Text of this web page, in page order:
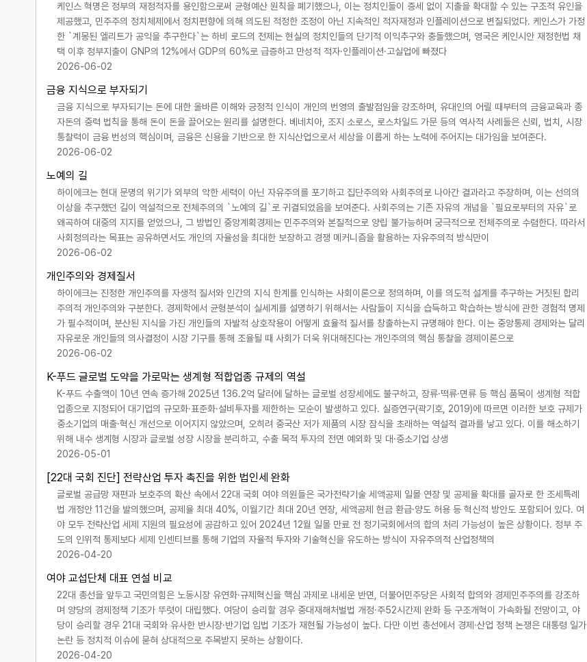
케인스 혁명은 정부의 재정적자를 용인함으로써 균형예산 원칙을 폐기했으나, 이는 정치인들이 증세 없이 지출을 확대할 수 있는 구조적 유인을
제공했고, 민주주의 정치체제에서 정치편향에 의해 의도된 적정한 조정이 아닌 지속적인 적자재정과 인플레이션으로 변질되었다. 케인스가 가정
한 `계몽된 엘리트가 공익을 추구한다`는 하비 로드의 전제는 현실의 정치인들의 단기적 이익추구와 충돌했으며, 영국은 케인시안 재정헌법 채
택 이후 정부지출이 GNP의 12%에서 GDP의 60%로 급증하고 만성적 적자·인플레이션·고실업에 빠졌다
2026-06-02
금융 지식으로 부자되기
금융 지식으로 부자되기는 돈에 대한 올바른 이해와 긍정적 인식이 개인의 번영의 출발점임을 강조하며, 유대인의 어릴 때부터의 금융교육과 종
자돈의 중력 법칙을 통해 돈이 돈을 끌어오는 원리를 설명한다. 베네치아, 조지 소로스, 로스차일드 가문 등의 역사적 사례들은 신뢰, 법치, 시장
통찰력이 금융 번성의 핵심이며, 금융은 신용을 기반으로 한 지식산업으로서 세상을 이롭게 하는 노력에 주어지는 대가임을 보여준다.
2026-06-02
노예의 길
하이에크는 현대 문명의 위기가 외부의 악한 세력이 아닌 자유주의를 포기하고 집단주의와 사회주의로 나아간 결과라고 주장하며, 이는 선의의
이상을 추구했던 길이 역설적으로 전체주의의 `노예의 길`로 귀결되었음을 보여준다. 사회주의는 기존 자유의 개념을 `필요로부터의 자유`로
왜곡하여 대중의 지지를 얻었으나, 그 방법인 중앙계획경제는 민주주의와 본질적으로 양립 불가능하며 궁극적으로 전체주의로 수렴한다. 따라서
사회정의라는 목표는 공유하면서도 개인의 자율성을 최대한 보장하고 경쟁 메커니즘을 활용하는 자유주의적 방식만이
2026-06-02
개인주의와 경제질서
하이에크는 진정한 개인주의를 자생적 질서와 인간의 지식 한계를 인식하는 사회이론으로 정의하며, 이를 의도적 설계를 추구하는 거짓된 합리
주의적 개인주의와 구분한다. 경제학에서 균형분석이 실세계를 설명하기 위해서는 사람들이 지식을 습득하고 학습하는 방식에 관한 경험적 명제
가 필수적이며, 분산된 지식을 가진 개인들의 자발적 상호작용이 어떻게 효율적 질서를 창출하는지 규명해야 한다. 이는 중앙통제 경제와는 달리
자유로운 개인들의 의사결정이 시장 기구를 통해 조율될 때 사회가 더욱 위대해진다는 개인주의의 핵심 통찰을 경제이론으로
2026-06-02
K-푸드 글로벌 도약을 가로막는 생계형 적합업종 규제의 역설
K-푸드 수출액이 10년 연속 증가해 2025년 136.2억 달러에 달하는 글로벌 성장세에도 불구하고, 장류·떡류·면류 등 핵심 품목이 생계형 적합
업종으로 지정되어 대기업의 규모화·표준화·설비투자를 제한하는 모순이 발생하고 있다. 실증연구(곽기호, 2019)에 따르면 이러한 보호 규제가
중소기업의 매출·혁신 개선으로 이어지지 않았으며, 오히려 중국산 저가 제품의 시장 잠식을 초래하는 역설적 결과를 낳고 있다. 이를 해소하기
위해 내수 생계형 시장과 글로벌 성장 시장을 분리하고, 수출 목적 투자의 전면 예외화 및 대·중소기업 상생
2026-05-01
[22대 국회 진단] 전략산업 투자 촉진을 위한 법인세 완화
글로벌 공급망 재편과 보호주의 확산 속에서 22대 국회 여야 의원들은 국가전략기술 세액공제 일몰 연장 및 공제율 확대를 골자로 한 조세특례
법 개정안 11건을 발의했으며, 공제율 최대 40%, 이월기간 최대 20년 연장, 세액공제 현금 환급·양도 허용 등 혁신적 방안도 포함되어 있다. 여
야 모두 전략산업 세제 지원의 필요성에 공감하고 있어 2024년 12월 일몰 만료 전 정기국회에서의 합의 처리 가능성이 높은 상황이다. 정부 주
도의 인위적 통제보다 세제 인센티브를 통해 기업의 자율적 투자와 기술혁신을 유도하는 방식이 자유주의적 산업정책의
2026-04-20
여야 교섭단체 대표 연설 비교
22대 총선을 앞두고 국민의힘은 노동시장 유연화·규제혁신을 핵심 과제로 내세운 반면, 더불어민주당은 사회적 합의와 경제민주주의를 강조하
며 양당의 경제정책 기조가 뚜렷이 대립했다. 여당이 승리할 경우 중대재해처벌법 개정·주52시간제 완화 등 구조개혁이 가속화될 전망이고, 야
당이 승리할 경우 21대 국회와 유사한 반시장·반기업 입법 기조가 재현될 가능성이 높다. 다만 이번 총선에서 경제·산업 정책 논쟁은 대통령 일가
논란 등 정치적 이슈에 묻혀 상대적으로 주목받지 못하는 상황이다.
2026-04-20